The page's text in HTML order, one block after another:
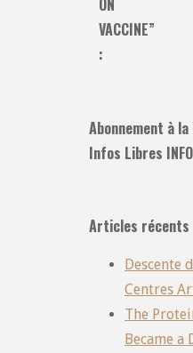
ON
VACCINE”
:
Abonnement à
Infos Libres INFO
Articles récents
Descente
Centres
The
Became